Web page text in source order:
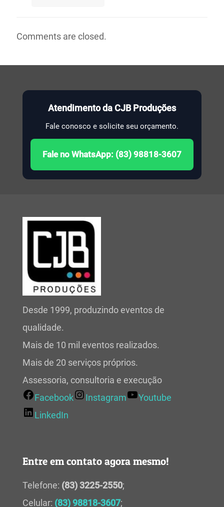
Comments are closed.
Atendimento da CJB Produções
Fale conosco e solicite seu orçamento.
Fale no WhatsApp: (83) 98818-3607
Desde 1999, produzindo eventos de
qualidade.
Mais de 10 mil eventos realizados.
Mais de 20 serviços próprios.
Assessoria, consultoria e execução
Facebook
Instagram
Youtube
LinkedIn
Entre em contato agora mesmo!
Telefone: (83) 3225-2550;
Celular: (83) 98818-3607;